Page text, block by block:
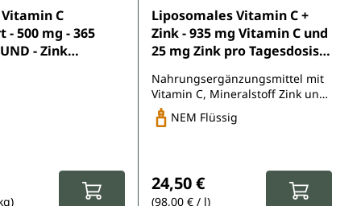
Bewertung von 4.8 von 5 Sternen
C
- 500 mg - 365
- Zink
Durchschnittliche Bewertung von
Liposomales Vitamin C +
Zink - 935 mg Vitamin C und
25 mg Zink pro Tagesdosis
Nahrungsergänzungsmittel mit
Vitamin C, Mineralstoff Zink und
Phospholipiden
NEM Flüssig
24,50 €
(98,00 € / l)